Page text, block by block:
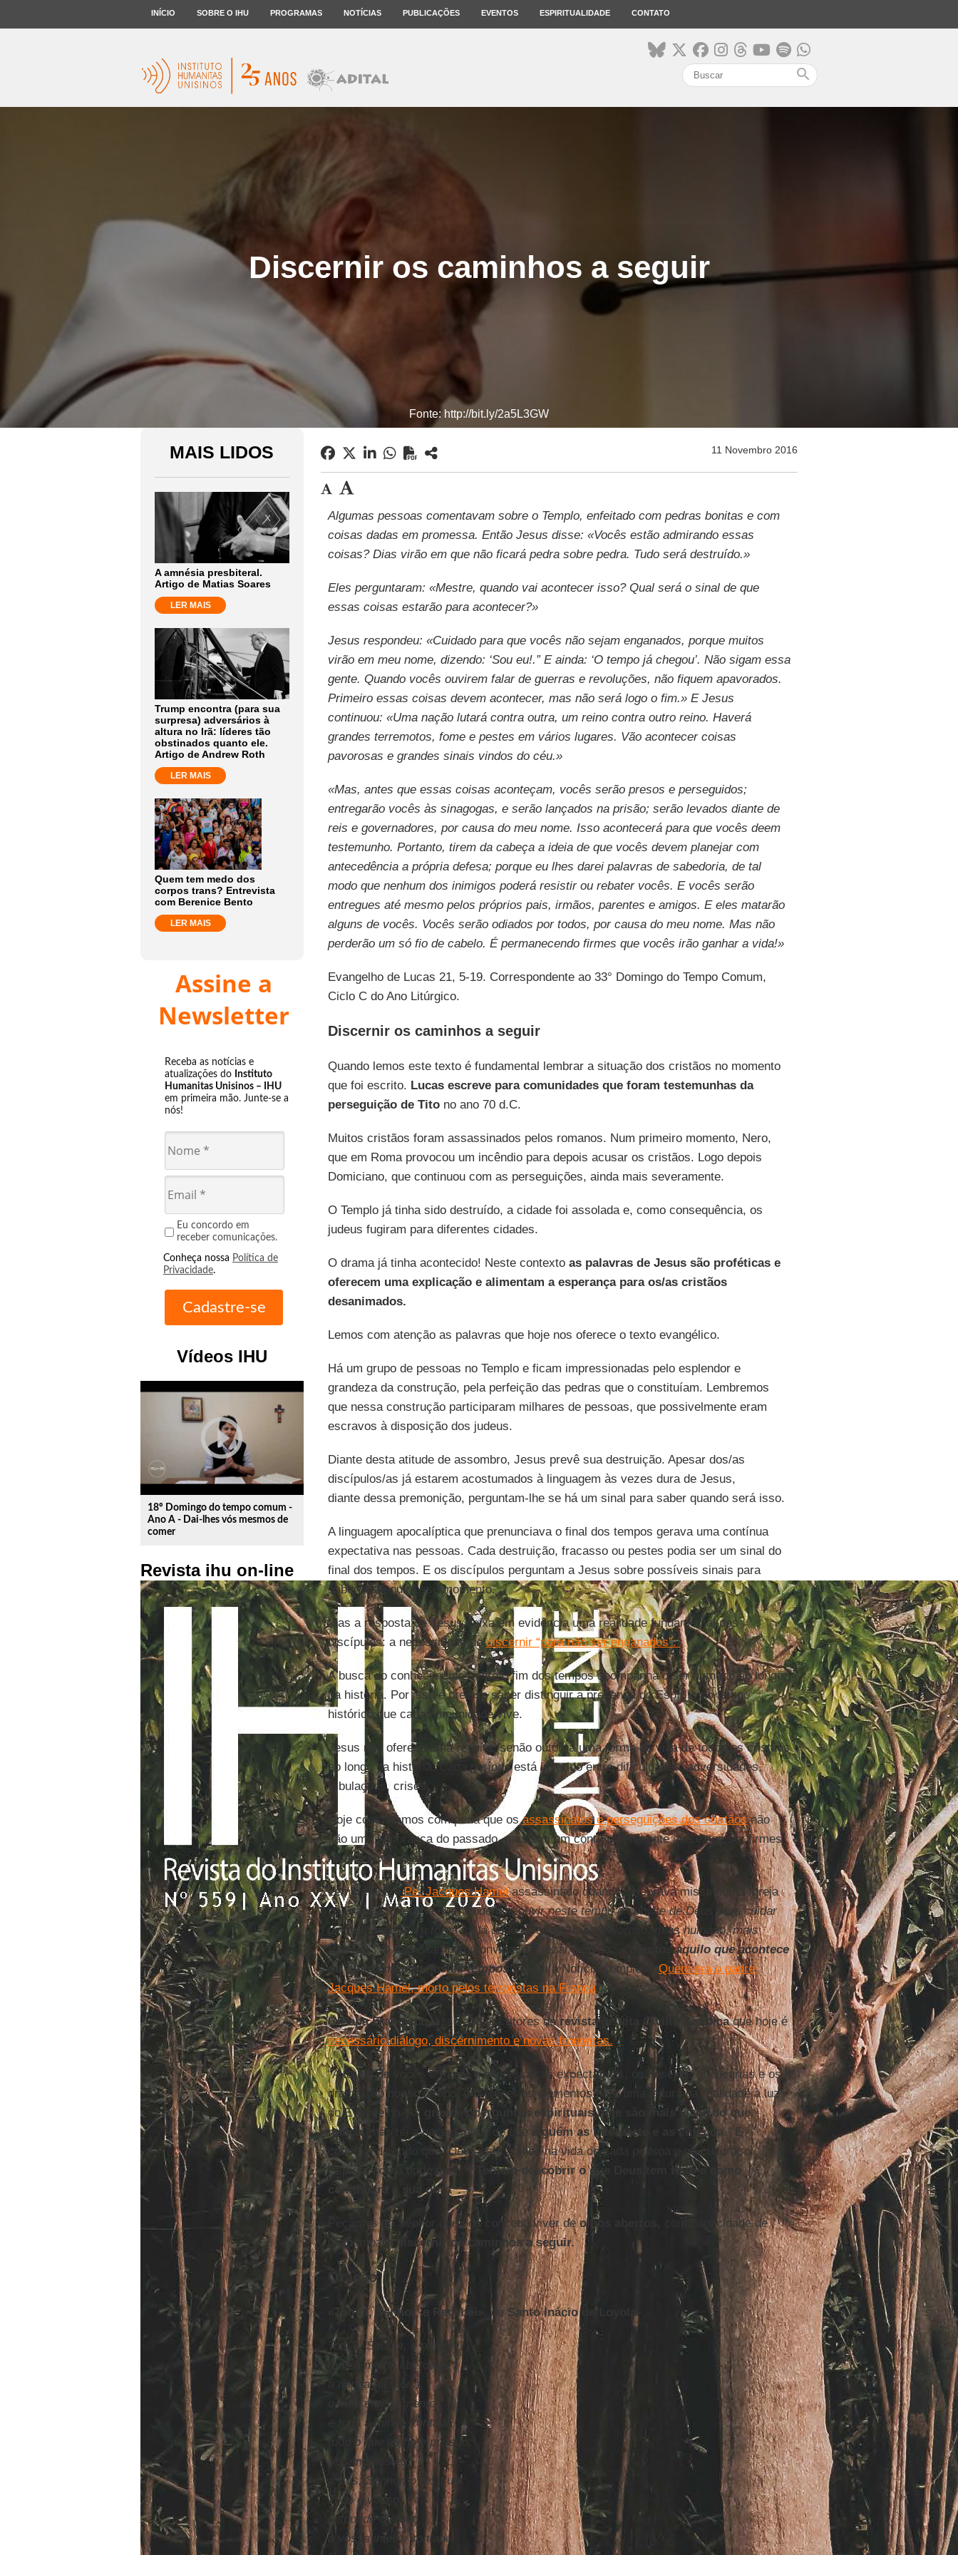
INÍCIO SOBRE O IHU PROGRAMAS NOTÍCIAS PUBLICAÇÕES EVENTOS ESPIRITUALIDADE CONTATO
search
Discernir os caminhos a seguir
Fonte: http://bit.ly/2a5L3GW
MAIS LIDOS
A amnésia presbiteral.
Artigo de Matias Soares
LER MAIS
Trump encontra (para sua
surpresa) adversários à
altura no Irã: líderes tão
obstinados quanto ele.
Artigo de Andrew Roth
LER MAIS
Quem tem medo dos
corpos trans? Entrevista
com Berenice Bento
LER MAIS
Assine a
Newsletter
Receba as notícias e
atualizações do Instituto
Humanitas Unisinos – IHU
em primeira mão. Junte-se a
nós!
Eu concordo em
receber comunicações.
Conheça nossa Política de
Privacidade.
Vídeos IHU
play_circle_outline
18º Domingo do tempo comum -
Ano A - Dai-lhes vós mesmos de
comer
Revista ihu on-line
11 Novembro 2016
Algumas pessoas comentavam sobre o Templo, enfeitado com pedras bonitas e com
coisas dadas em promessa. Então Jesus disse: «Vocês estão admirando essas
coisas? Dias virão em que não ficará pedra sobre pedra. Tudo será destruído.»
Eles perguntaram: «Mestre, quando vai acontecer isso? Qual será o sinal de que
essas coisas estarão para acontecer?»
Jesus respondeu: «Cuidado para que vocês não sejam enganados, porque muitos
virão em meu nome, dizendo: ‘Sou eu!.” E ainda: ‘O tempo já chegou’. Não sigam essa
gente. Quando vocês ouvirem falar de guerras e revoluções, não fiquem apavorados.
Primeiro essas coisas devem acontecer, mas não será logo o fim.» E Jesus
continuou: «Uma nação lutará contra outra, um reino contra outro reino. Haverá
grandes terremotos, fome e pestes em vários lugares. Vão acontecer coisas
pavorosas e grandes sinais vindos do céu.»
«Mas, antes que essas coisas aconteçam, vocês serão presos e perseguidos;
entregarão vocês às sinagogas, e serão lançados na prisão; serão levados diante de
reis e governadores, por causa do meu nome. Isso acontecerá para que vocês deem
testemunho. Portanto, tirem da cabeça a ideia de que vocês devem planejar com
antecedência a própria defesa; porque eu lhes darei palavras de sabedoria, de tal
modo que nenhum dos inimigos poderá resistir ou rebater vocês. E vocês serão
entregues até mesmo pelos próprios pais, irmãos, parentes e amigos. E eles matarão
alguns de vocês. Vocês serão odiados por todos, por causa do meu nome. Mas não
perderão um só fio de cabelo. É permanecendo firmes que vocês irão ganhar a vida!»
Evangelho de Lucas 21, 5-19. Correspondente ao 33° Domingo do Tempo Comum,
Ciclo C do Ano Litúrgico.
Discernir os caminhos a seguir
Quando lemos este texto é fundamental lembrar a situação dos cristãos no momento
que foi escrito. Lucas escreve para comunidades que foram testemunhas da
perseguição de Titono ano 70 d.C.
Muitos cristãos foram assassinados pelos romanos. Num primeiro momento, Nero,
que em Roma provocou um incêndio para depois acusar os cristãos. Logo depois
Domiciano, que continuou com as perseguições, ainda mais severamente.
O Templo já tinha sido destruído, a cidade foi assolada e, como consequência, os
judeus fugiram para diferentes cidades.
O drama já tinha acontecido! Neste contexto as palavras de Jesus são proféticas e
oferecem uma explicação e alimentam a esperança para os/as cristãos
desanimados.
Lemos com atenção as palavras que hoje nos oferece o texto evangélico.
Há um grupo de pessoas no Templo e ficam impressionadas pelo esplendor e
grandeza da construção, pela perfeição das pedras que o constituíam. Lembremos
que nessa construção participaram milhares de pessoas, que possivelmente eram
escravos à disposição dos judeus.
Diante desta atitude de assombro, Jesus prevê sua destruição. Apesar dos/as
discípulos/as já estarem acostumados à linguagem às vezes dura de Jesus,
diante dessa premonição, perguntam-lhe se há um sinal para saber quando será isso.
A linguagem apocalíptica que prenunciava o final dos tempos gerava uma contínua
expectativa nas pessoas. Cada destruição, fracasso ou pestes podia ser um sinal do
final dos tempos. E os discípulos perguntam a Jesus sobre possíveis sinais para
saber distinguir esse momento.
Mas a resposta de Jesus deixa em evidência uma realidade fundamental dos
discípulos: a necessidade dediscernir “para não ser enganados”.
A busca do conhecimento sobre o fim dos tempos acompanha o ser humano ao longo
da história. Por isso é preciso saber distinguir a presença do Espírito no tempo
histórico que cada comunidade vive.
Jesus não oferece uma receita, senão outorga uma forma de vida de todos os cristãos
ao longo da história. Cada período está inserido entre dificuldades, adversidades,
tribulações, crises.
Hoje constatamos com pena que osassassinatos e perseguições dos cristãosnão
são uma lembrança do passado, mas sim um contínuo presente que exige ser firmes
na fé e viver atentos!
Lembremos oPe. Jacques Hamelassassinado quando celebrava missa numa Igreja
na França. Ele dizia que"Podemos ouvir neste tempo o convite de Deus para cuidar
deste mundo, para torná-lo, lá onde vivemos, mais caloroso, mais humano, mais
fraterno". O padre também convidava a rezar pela paz,
"atentos àquilo que acontece
no nosso mundo nestes tempos". (Leia a Notícia completa: Quem era o padre
Jacques Hamel, morto pelos terroristas na França)
OPapa Franciscodisse aos escritores derevista jesuíta Civiltá Católicaque hoje é
necessário diálogo, discernimento e novas fronteiras.
“A tarefa de vocês é reunir e expressar as expectativas, os desejos, as alegrias e os
dramas do nosso tempo, e oferecer os elementos para uma leitura da realidade à luz
do Evangelho. As
grandes perguntas espirituais hoje são mais vivas do que
nunca, mas há a necessidade de quealguém as interprete e as entenda.” E
continua dizendo que “Deus está agindo na vida de cada pessoa e na cultura: o
Espírito sopra onde quer.”
“Tentem descobrir o que Deus tem feito e como
continuará a sua obra”.
Peçamos ao Senhor que nos conceda viver deolhos abertos,
com capacidade de
diálogo para discernir os caminhos a seguir.
Oração
«Tomai, Senhor, e Recebei» , deSanto Inácio de Loyola
Tomai, Senhor, e recebei
toda a minha liberdade,
a minha memória,
o meu entendimento
e toda a minha vontade,
tudo o que tenho e possuo;
Vós mo destes;
a Vós, Senhor, o restituo.
Tudo é vosso,
disponde de tudo,
à vossa inteira vontade.